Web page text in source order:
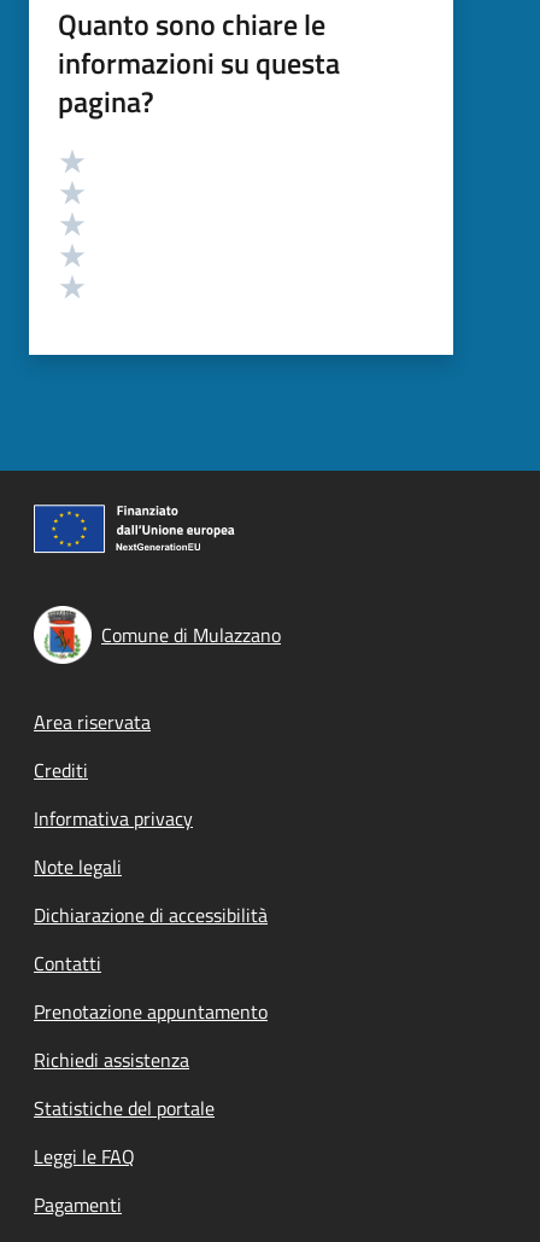
Quanto sono chiare le
informazioni su questa
pagina?
Valutazione
Comune di Mulazzano
Footer menu
Area riservata
Crediti
Informativa privacy
Note legali
Dichiarazione di accessibilità
Contatti
Prenotazione appuntamento
Richiedi assistenza
Statistiche del portale
Leggi le FAQ
Pagamenti